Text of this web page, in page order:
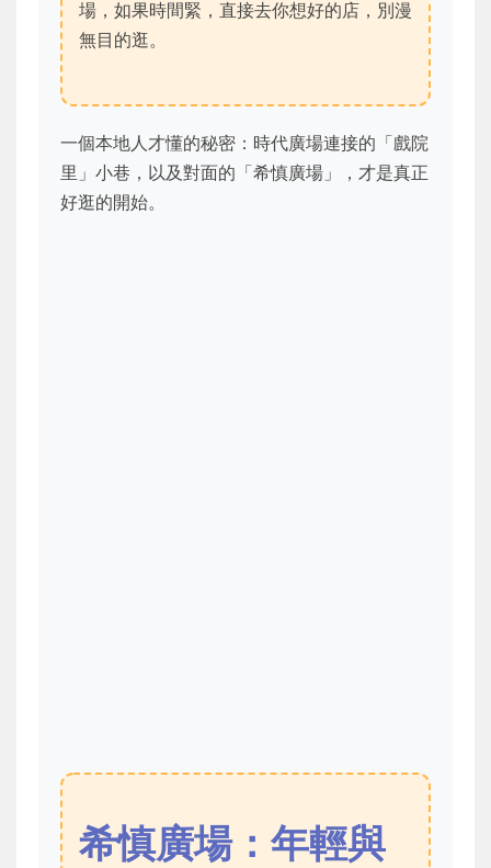
場，如果時間緊，直接去你想好的店，別漫
無目的逛。
一個本地人才懂的秘密：時代廣場連接的「戲院
里」小巷，以及對面的「希慎廣場」，才是真正
好逛的開始。
希慎廣場：年輕與